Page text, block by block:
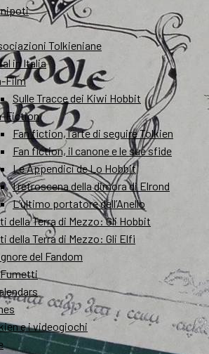
Tolkieniane
in Italia
Film
Sulle Tracce dei Kiwi Hobbit
Fiction
Fan fiction, l’arte di seguire Tolkien
Fan fiction, il canone e le sue sfide
Le Appendici de Lo Hobbit
I retroscena della dimora di Elrond
L’ultimo portatore dell’Anello
della Terra di Mezzo: Gli Hobbit
della Terra di Mezzo: Gli Elfi
del Fandom
e i videogiochi